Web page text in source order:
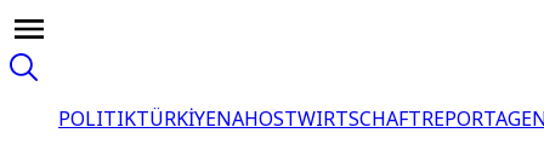
POLITIKTÜRKİYENAHOSTWIRTSCHAFT